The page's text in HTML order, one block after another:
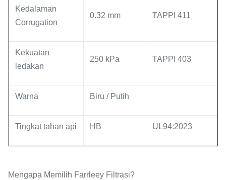
Kedalaman
Corrugation
0.32 mm TAPPI 411
Kekuatan
ledakan
250 kPa TAPPI 403
Warna Biru / Putih
Tingkat tahan api HB UL94:2023
Mengapa Memilih Farrleey Filtrasi?